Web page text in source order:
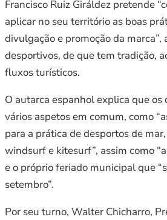
Francisco Ruiz Giráldez pretende
aplicar no seu território as boas
divulgação e promoção da marca”,
desportivos, de que tem tradição,
fluxos turísticos.
O autarca espanhol explica que
vários aspetos em comum, como
para a prática de desportos de
windsurf e kitesurf”, assim como
e o próprio feriado municipal que
setembro”.
Por seu turno, Walter Chicharro,